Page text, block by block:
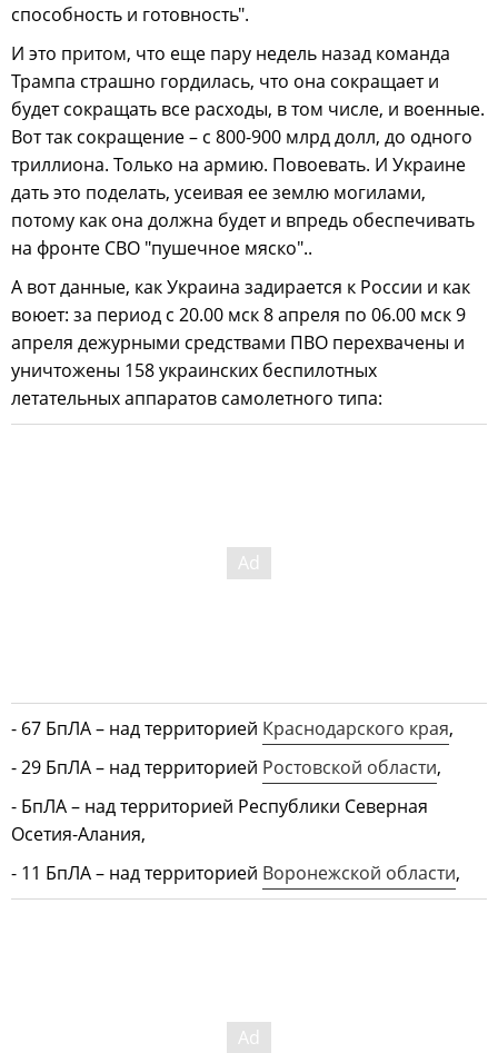
способность и готовность".
И это притом, что еще пару недель назад команда
Трампа страшно гордилась, что она сокращает и
будет сокращать все расходы, в том числе, и военные.
Вот так сокращение – с 800-900 млрд долл, до одного
триллиона. Только на армию. Повоевать. И Украине
дать это поделать, усеивая ее землю могилами,
потому как она должна будет и впредь обеспечивать
на фронте СВО "пушечное мяско"..
А вот данные, как Украина задирается к России и как
воюет: за период с 20.00 мск 8 апреля по 06.00 мск 9
апреля дежурными средствами ПВО перехвачены и
уничтожены 158 украинских беспилотных
летательных аппаратов самолетного типа:
- 67 БпЛА – над территорией Краснодарского края,
- 29 БпЛА – над территорией Ростовской области,
- БпЛА – над территорией Республики Северная
Осетия-Алания,
- 11 БпЛА – над территорией Воронежской области,